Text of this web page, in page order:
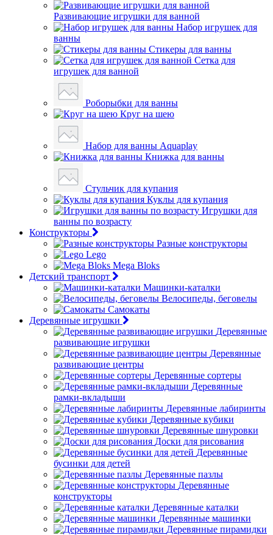
Развивающие игрушки для ванной
Набор игрушек для
ванны
Стикеры для ванны
Сетка для
игрушек для ванной
Роборыбки для ванны
Круг на шею
Набор для ванны Aquaplay
Книжка для ванны
Стульчик для купания
Куклы для купания
Игрушки для
ванны по возрасту
Конструкторы
Разные конструкторы
Lego
Mega Bloks
Детский транспорт
Машинки-каталки
Велосипеды, беговелы
Самокаты
Деревянные игрушки
Деревянные
развивающие игрушки
Деревянные
развивающие центры
Деревянные сортеры
Деревянные
рамки-вкладыши
Деревянные лабиринты
Деревянные кубики
Деревянные шнуровки
Доски для рисования
Деревянные
бусинки для детей
Деревянные пазлы
Деревянные
конструкторы
Деревянные каталки
Деревянные машинки
Деревянные пирамидки